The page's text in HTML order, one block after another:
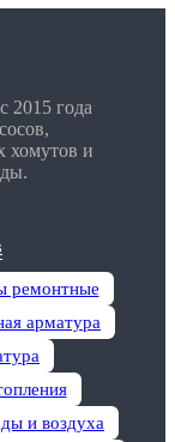
2015 года
хомутов и
ремонтные
арматура
и воздуха